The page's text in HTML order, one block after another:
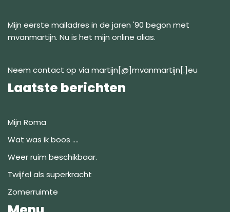
Mijn eerste mailadres in de jaren '90 begon met
mvanmartijn. Nu is het mijn online alias.
Neem contact op via martijn[@]mvanmartijn[.]eu
Laatste berichten
Mijn Roma
Wat was ik boos ….
Weer ruim beschikbaar.
Twijfel als superkracht
Zomerruimte